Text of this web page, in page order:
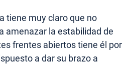
tiene muy claro que no
amenazar la estabilidad de
frentes abiertos tiene él por
a dar su brazo a